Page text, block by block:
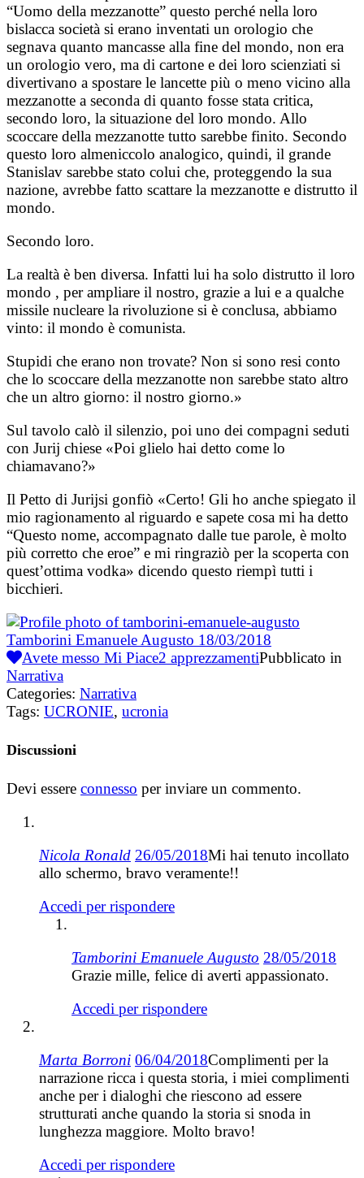
“Uomo della mezzanotte” questo perché nella loro
bislacca società si erano inventati un orologio che
segnava quanto mancasse alla fine del mondo, non era
un orologio vero, ma di cartone e dei loro scienziati si
divertivano a spostare le lancette più o meno vicino alla
mezzanotte a seconda di quanto fosse stata critica,
secondo loro, la situazione del loro mondo. Allo
scoccare della mezzanotte tutto sarebbe finito. Secondo
questo loro almeniccolo analogico, quindi, il grande
Stanislav sarebbe stato colui che, proteggendo la sua
nazione, avrebbe fatto scattare la mezzanotte e distrutto il
mondo.
Secondo loro.
La realtà è ben diversa. Infatti lui ha solo distrutto il loro
mondo , per ampliare il nostro, grazie a lui e a qualche
missile nucleare la rivoluzione si è conclusa, abbiamo
vinto: il mondo è comunista.
Stupidi che erano non trovate? Non si sono resi conto
che lo scoccare della mezzanotte non sarebbe stato altro
che un altro giorno: il nostro giorno.»
Sul tavolo calò il silenzio, poi uno dei compagni seduti
con Jurij chiese «Poi glielo hai detto come lo
chiamavano?»
Il Petto di Jurijsi gonfiò «Certo! Gli ho anche spiegato il
mio ragionamento al riguardo e sapete cosa mi ha detto
“Questo nome, accompagnato dalle tue parole, è molto
più corretto che eroe” e mi ringraziò per la scoperta con
quest’ottima vodka» dicendo questo riempì tutti i
bicchieri.
Tamborini Emanuele Augusto 18/03/2018
Avete messo Mi Piace2 apprezzamentiPubblicato in
Narrativa
Categories: Narrativa
Tags: UCRONIE, ucronia
Discussioni
Devi essere connesso per inviare un commento.
Nicola Ronald 26/05/2018Mi hai tenuto incollato
allo schermo, bravo veramente!!
Accedi per rispondere
Tamborini Emanuele Augusto 28/05/2018
Grazie mille, felice di averti appassionato.
Accedi per rispondere
Marta Borroni 06/04/2018Complimenti per la
narrazione ricca i questa storia, i miei complimenti
anche per i dialoghi che riescono ad essere
strutturati anche quando la storia si snoda in
lunghezza maggiore. Molto bravo!
Accedi per rispondere